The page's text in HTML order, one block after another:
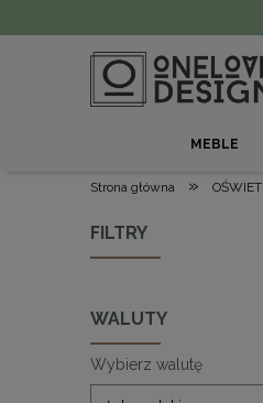
MEBLE
Strona główna »
FILTRY
WALUTY
Wybierz walutę